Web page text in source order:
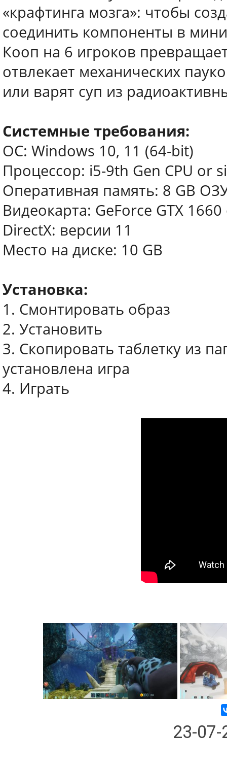
«крафтинга мозга»: чтобы
соединить компоненты в
Кооп на 6 игроков
отвлекает механических
или варят суп из
Системные требования:
ОС: Windows 10, 11 (64-bit)
Процессор: i5-9th Gen CPU or
Оперативная память: 8 GB
Видеокарта: GeForce GTX
DirectX: версии 11
Место на диске: 10 GB
Установка:
1. Смонтировать образ
2. Установить
3. Скопировать таблетку из
установлена игра
4. Играть
23-